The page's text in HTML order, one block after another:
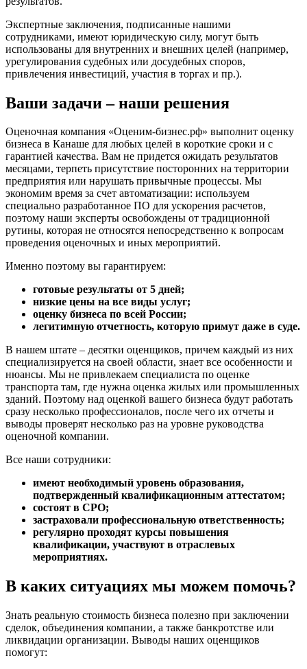
Экспертные заключения, подписанные нашими
сотрудниками, имеют юридическую силу, могут быть
использованы для внутренних и внешних целей (например,
урегулирования судебных или досудебных споров,
привлечения инвестиций, участия в торгах и пр.).
Ваши задачи – наши решения
Оценочная компания «Оценим-бизнес.рф» выполнит оценку
бизнеса в Канаше для любых целей в короткие сроки и с
гарантией качества. Вам не придется ожидать результатов
месяцами, терпеть присутствие посторонних на территории
предприятия или нарушать привычные процессы. Мы
экономим время за счет автоматизации: используем
специально разработанное ПО для ускорения расчетов,
поэтому наши эксперты освобождены от традиционной
рутины, которая не относятся непосредственно к вопросам
проведения оценочных и иных мероприятий.
Именно поэтому вы гарантируем:
готовые результаты от 5 дней;
низкие цены на все виды услуг;
оценку бизнеса по всей России;
легитимную отчетность, которую примут даже в суде.
В нашем штате – десятки оценщиков, причем каждый из них
специализируется на своей области, знает все особенности и
нюансы. Мы не привлекаем специалиста по оценке
транспорта там, где нужна оценка жилых или промышленных
зданий. Поэтому над оценкой вашего бизнеса будут работать
сразу несколько профессионалов, после чего их отчеты и
выводы проверят несколько раз на уровне руководства
оценочной компании.
Все наши сотрудники:
имеют необходимый уровень образования,
подтвержденный квалификационным аттестатом;
состоят в СРО;
застраховали профессиональную ответственность;
регулярно проходят курсы повышения
квалификации, участвуют в отраслевых
мероприятиях.
В каких ситуациях мы можем помочь?
Знать реальную стоимость бизнеса полезно при заключении
сделок, объединения компании, а также банкротстве или
ликвидации организации. Выводы наших оценщиков
помогут:
Валуйки
Великие Луки
Великий Новгород
Великий Устюг
Вельск
Верхний Уфалей
Верхняя Салда
Видное
Владивосток
Владикавказ
Владимир
Волгоград
Волгодонск
Волжск
Волоколамск
Волосово
Воркута
Воронеж
Воскресенск
Воткинск
Всеволожск
Выборг
Вязники
Вятские Поляны
Гатчина
Геленджик
Георгиевск
Горно-Алтайск
Горячий Ключ
Грозный
Губаха